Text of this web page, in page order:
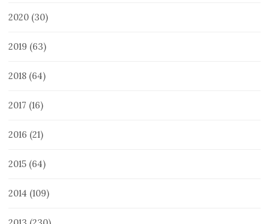
2020 (30)
2019 (63)
2018 (64)
2017 (16)
2016 (21)
2015 (64)
2014 (109)